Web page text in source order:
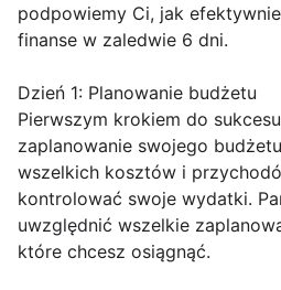
podpowiemy Ci, jak
finanse w zaledwie 6 dni.
Dzień 1: Planowanie budżetu
Pierwszym krokiem do
zaplanowanie swojego
wszelkich kosztów i
kontrolować swoje wydatki.
uwzględnić wszelkie
które chcesz osiągnąć.